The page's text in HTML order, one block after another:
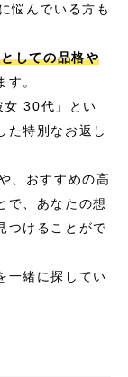
悩んでいる方も
しての品格や
す。
女 30代」とい
た特別なお返し
、おすすめの高
で、あなたの想
つけることがで
一緒に探してい